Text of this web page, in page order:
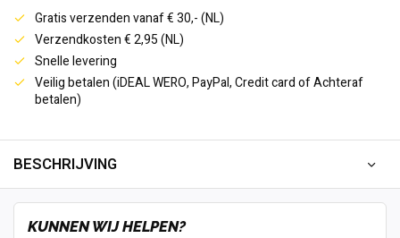
Gratis verzenden vanaf € 30,- (NL)
Verzendkosten € 2,95 (NL)
Snelle levering
Veilig betalen (iDEAL WERO, PayPal, Credit card of Achteraf
betalen)
BESCHRIJVING
KUNNEN WIJ HELPEN?